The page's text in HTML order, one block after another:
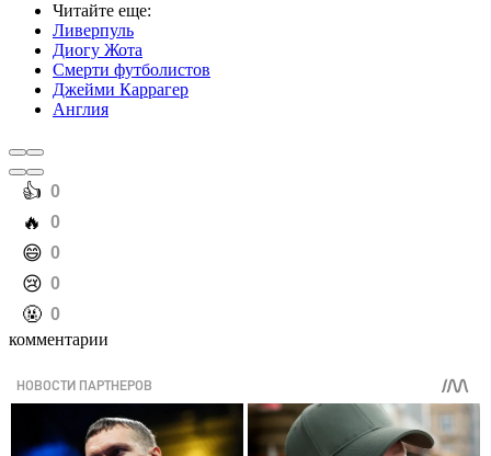
Читайте еще:
Ливерпуль
Диогу Жота
Смерти футболистов
Джейми Каррагер
Англия
️👍 0
️🔥 0
️😄 0
️😢 0
️🤬 0
комментарии